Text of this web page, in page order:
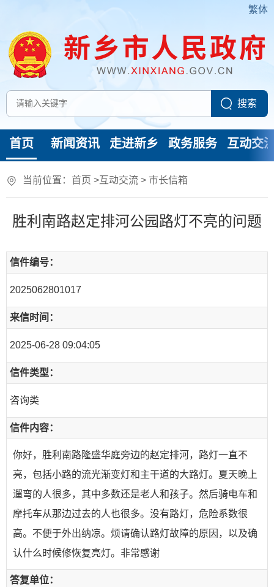
繁体
首页 新闻资讯 走进新乡 政务服务 互动交
当前位置： 首页 >互动交流 > 市长信箱
胜利南路赵定排河公园路灯不亮的问题
信件编号：
2025062801017
来信时间：
2025-06-28 09:04:05
信件类型：
咨询类
信件内容：
你好，胜利南路隆盛华庭旁边的赵定排河，路灯一直不
亮，包括小路的流光渐变灯和主干道的大路灯。夏天晚上
遛弯的人很多，其中多数还是老人和孩子。然后骑电车和
摩托车从那边过去的人也很多。没有路灯，危险系数很
高。不便于外出纳凉。烦请确认路灯故障的原因，以及确
认什么时候修恢复亮灯。非常感谢
答复单位：